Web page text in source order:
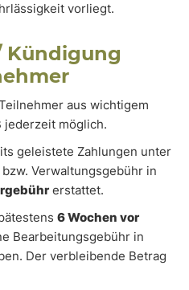
vorliegt.
Kündigung
aus wichtigem
jederzeit möglich.
geleistete Zahlungen unter
Verwaltungsgebühr in
erstattet.
6 Wochen vor
Bearbeitungsgebühr in
Der verbleibende Betrag